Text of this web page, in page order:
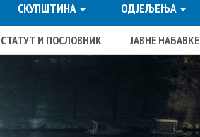
СКУПШТИНА ОДЈЕЉЕЊА
СТАТУТ И ПОСЛОВНИК ЈАВНЕ НАБАВКЕ